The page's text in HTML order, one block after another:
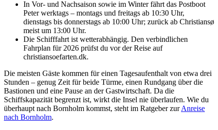
In Vor- und Nachsaison sowie im Winter fährt das Postboot
Peter werktags – montags und freitags ab 10:30 Uhr,
dienstags bis donnerstags ab 10:00 Uhr; zurück ab Christiansø
meist um 13:00 Uhr.
Die Schifffahrt ist wetterabhängig. Den verbindlichen
Fahrplan für 2026 prüfst du vor der Reise auf
christiansoefarten.dk.
Die meisten Gäste kommen für einen Tagesaufenthalt von etwa drei
Stunden – genug Zeit für beide Türme, einen Rundgang über die
Bastionen und eine Pause an der Gastwirtschaft. Da die
Schiffskapazität begrenzt ist, wirkt die Insel nie überlaufen. Wie du
überhaupt nach Bornholm kommst, steht im Ratgeber zurAnreise
nach Bornholm.